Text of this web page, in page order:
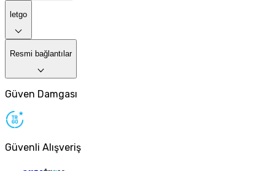
letgo
Resmi bağlantılar
Güven Damgası
Güvenli Alışveriş